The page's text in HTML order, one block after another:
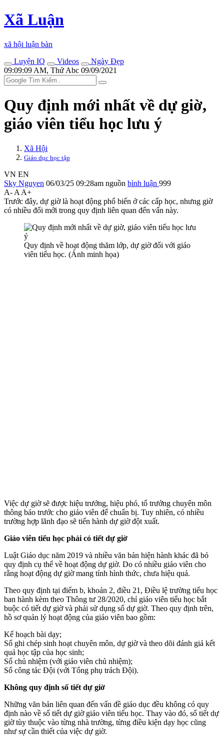
Xã Luận
xã hội luận bàn
Luyện IQ
Videos
Ngày Đẹp
09:09:09 AM, Thứ Abc 09/09/2021
Quy định mới nhất về dự giờ,
giáo viên tiểu học lưu ý
Xã Hội
Giáo dục học tập
VN EN
Sky Nguyen 06/03/25 09:28am nguồn bình luận 999
A- A A+
Trước đây, dự giờ là hoạt động phổ biến ở các cấp học, nhưng giờ
có nhiều đổi mới trong quy định liên quan đến vấn này.
Quy định về hoạt động thăm lớp, dự giờ đối với giáo
viên tiểu học. (Ảnh minh họa)
Việc dự giờ sẽ được hiệu trưởng, hiệu phó, tổ trưởng chuyên môn
thông báo trước cho giáo viên để chuẩn bị. Tuy nhiên, có nhiều
trường hợp lãnh đạo sẽ tiến hành dự giờ đột xuất.
Giáo viên tiểu học phải có tiết dự giờ
Luật Giáo dục năm 2019 và nhiều văn bản hiện hành khác đã bỏ
quy định cụ thể về hoạt động dự giờ. Do có nhiều giáo viên cho
rằng hoạt động dự giờ mang tính hình thức, chưa hiệu quả.
Theo quy định tại điểm b, khoản 2, điều 21, Điều lệ trường tiểu học
ban hành kèm theo Thông tư 28/2020, chỉ giáo viên tiểu học bắt
buộc có tiết dự giờ và phải sử dụng sổ dự giờ. Theo quy định trên,
hồ sơ quản lý hoạt động của giáo viên bao gồm:
Kế hoạch bài dạy;
Sổ ghi chép sinh hoạt chuyên môn, dự giờ và theo dõi đánh giá kết
quả học tập của học sinh;
Sổ chủ nhiệm (với giáo viên chủ nhiệm);
Sổ công tác Đội (với Tổng phụ trách Đội).
Không quy định số tiết dự giờ
Những văn bản liên quan đến vấn đề giáo dục đều không có quy
định nào về số tiết dự giờ giáo viên tiểu học. Thay vào đó, số tiết dự
giờ tùy thuộc vào từng nhà trường, từng điều kiện dạy học cũng
như sự cần thiết của việc dự giờ.